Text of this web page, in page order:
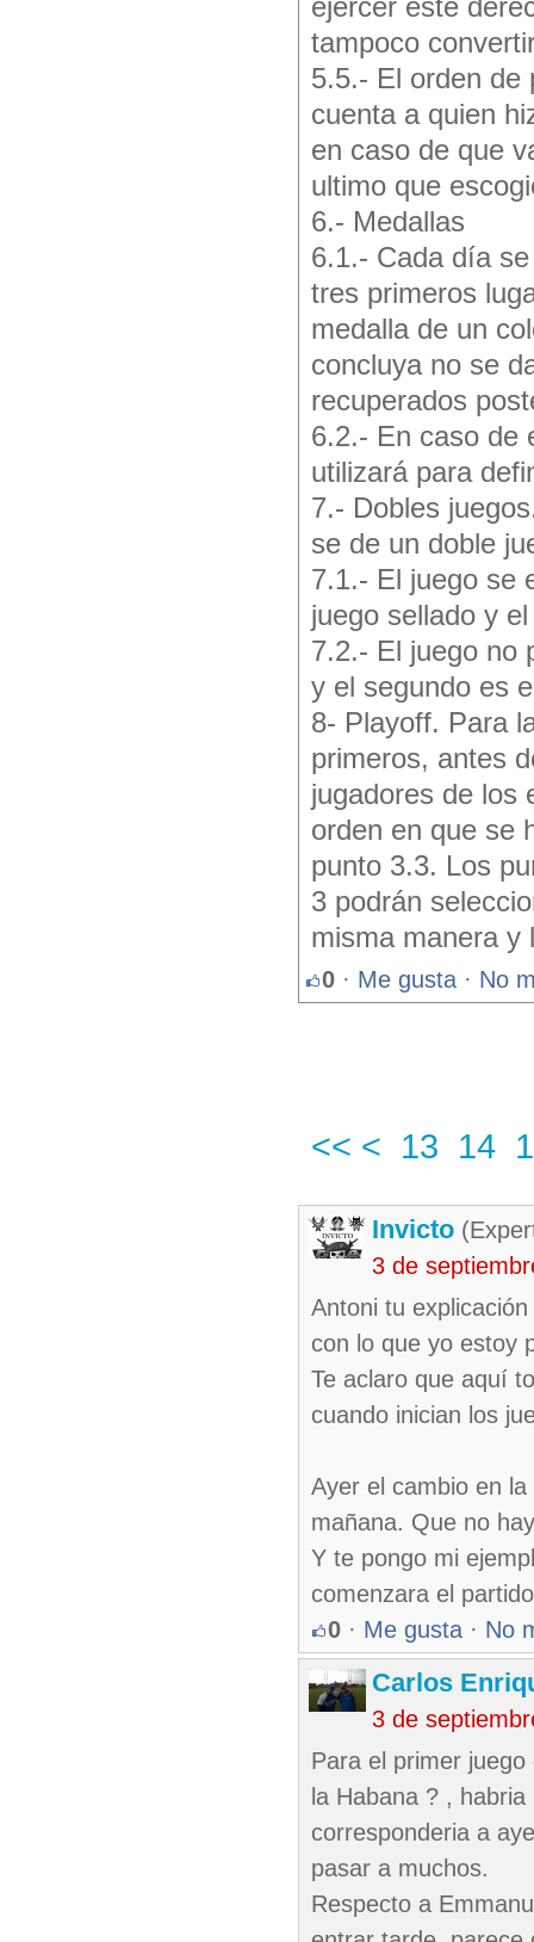
ejercer este
tampoco
5.5.- El orden de
cuenta a quien
en caso de que
ultimo que
6.- Medallas
6.1.- Cada día
tres primeros
medalla de un
concluya no se
recuperados
6.2.- En caso de
utilizará para
7.- Dobles
se de un doble
7.1.- El juego se
juego sellado y
7.2.- El juego no
y el segundo es
8- Playoff. Para
primeros, antes
jugadores de los
orden en que se
punto 3.3. Los
3 podrán
misma manera y
0 · Me gusta · No
<< < 13 14
Invicto
3 de
Antoni tu
con lo que yo estoy
Te aclaro que aquí
cuando inician los
Ayer el cambio en
mañana. Que no
Y te pongo mi
comenzara el
0 · Me gusta · No
Carlos
3 de
Para el primer
la Habana ? ,
corresponderia a
pasar a muchos.
Respecto a